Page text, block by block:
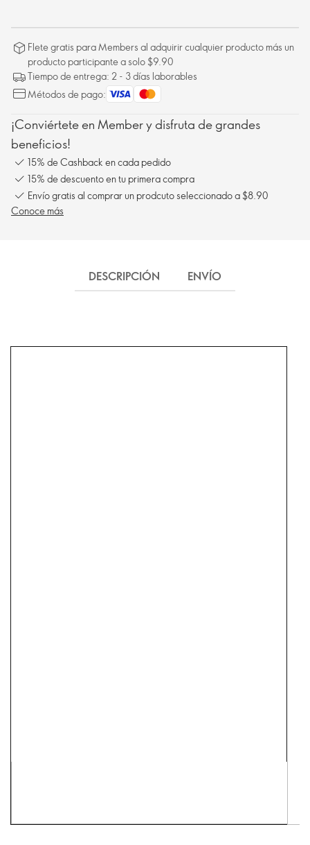
Flete gratis para Members al adquirir cualquier producto más un
producto participante a solo $9.90
Tiempo de entrega: 2 - 3 días laborables
Métodos de pago:
¡Conviértete en Member y disfruta de grandes
beneficios!
15% de Cashback en cada pedido
15% de descuento en tu primera compra
Envío gratis al comprar un prodcuto seleccionado a $8.90
Conoce más
DESCRIPCIÓN ENVÍO